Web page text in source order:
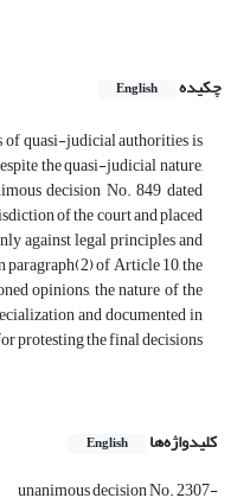
چکیده
English
of quasi-judicial authorities is
the quasi-judicial nature,
decision No. 849 dated
of the court and placed
against legal principles and
of Article 10, the
opinions, the nature of the
and documented in
protesting the final decisions
کلیدواژه‌ها English
unanimous decision No. 2307-